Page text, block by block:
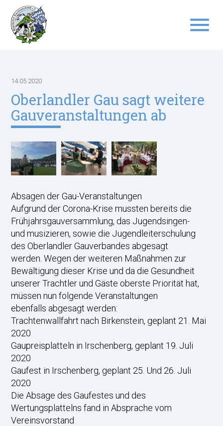
menu
14.05.2020
Oberlandler Gau sagt weitere
Gauveranstaltungen ab
Absagen der Gau-Veranstaltungen
Aufgrund der Corona-Krise mussten bereits die
Frühjahrsgauversammlung, das Jugendsingen-
und musizieren, sowie die Jugendleiterschulung
des Oberlandler Gauverbandes abgesagt
werden. Wegen der weiteren Maßnahmen zur
Bewältigung dieser Krise und da die Gesundheit
unserer Trachtler und Gäste oberste Priorität hat,
müssen nun folgende Veranstaltungen
ebenfalls abgesagt werden:
Trachtenwallfahrt nach Birkenstein, geplant 21. Mai
2020
Gaupreisplatteln in Irschenberg, geplant 19. Juli
2020
Gaufest in Irschenberg, geplant 25. Und 26. Juli
2020
Die Absage des Gaufestes und des
Wertungsplattelns fand in Absprache vom
Vereinsvorstand